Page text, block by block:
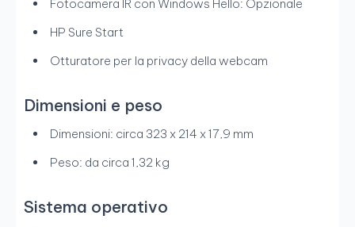
Fotocamera IR con Windows Hello: Opzionale
HP Sure Start
Otturatore per la privacy della webcam
Dimensioni e peso
Dimensioni: circa 323 x 214 x 17,9 mm
Peso: da circa 1,32 kg
Sistema operativo